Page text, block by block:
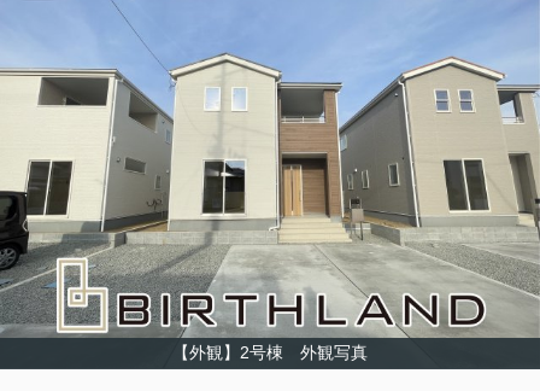
【外観】2号棟 外観写真